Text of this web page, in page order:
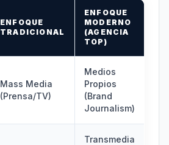
ENFOQUE
TRADICIONAL
ENFOQUE
MODERNO
(AGENCIA
TOP)
Mass Media
(Prensa/TV)
Medios
Propios
(Brand
Journalism)
Transmedia